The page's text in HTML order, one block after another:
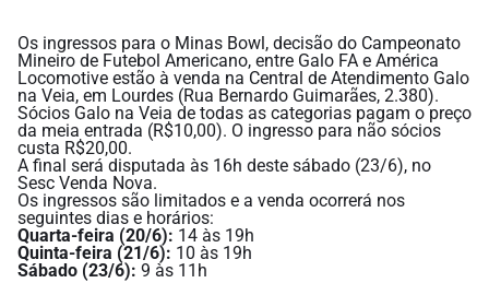
Os ingressos para o Minas Bowl, decisão do Campeonato
Mineiro de Futebol Americano, entre Galo FA e América
Locomotive estão à venda na Central de Atendimento Galo
na Veia, em Lourdes (Rua Bernardo Guimarães, 2.380).
Sócios Galo na Veia de todas as categorias pagam o preço
da meia entrada (R$10,00). O ingresso para não sócios
custa R$20,00.
A final será disputada às 16h deste sábado (23/6), no
Sesc Venda Nova.
Os ingressos são limitados e a venda ocorrerá nos
seguintes dias e horários:
Quarta-feira (20/6): 14 às 19h
Quinta-feira (21/6): 10 às 19h
Sábado (23/6): 9 às 11h